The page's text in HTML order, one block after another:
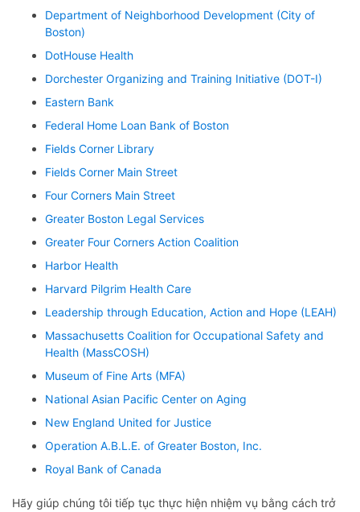
Department of Neighborhood Development (City of
Boston)
DotHouse Health
Dorchester Organizing and Training Initiative (DOT-I)
Eastern Bank
Federal Home Loan Bank of Boston
Fields Corner Library
Fields Corner Main Street
Four Corners Main Street
Greater Boston Legal Services
Greater Four Corners Action Coalition
Harbor Health
Harvard Pilgrim Health Care
Leadership through Education, Action and Hope (LEAH)
Massachusetts Coalition for Occupational Safety and
Health (MassCOSH)
Museum of Fine Arts (MFA)
National Asian Pacific Center on Aging
New England United for Justice
Operation A.B.L.E. of Greater Boston, Inc.
Royal Bank of Canada
Hãy giúp chúng tôi tiếp tục thực hiện nhiệm vụ bằng cách trở